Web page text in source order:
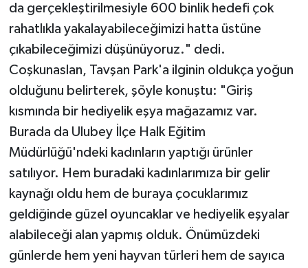
da gerçekleştirilmesiyle 600 binlik hedefi çok
rahatlıkla yakalayabileceğimizi hatta üstüne
çıkabileceğimizi düşünüyoruz." dedi.
Coşkunaslan, Tavşan Park'a ilginin oldukça yoğun
olduğunu belirterek, şöyle konuştu: "Giriş
kısmında bir hediyelik eşya mağazamız var.
Burada da Ulubey İlçe Halk Eğitim
Müdürlüğü'ndeki kadınların yaptığı ürünler
satılıyor. Hem buradaki kadınlarımıza bir gelir
kaynağı oldu hem de buraya çocuklarımız
geldiğinde güzel oyuncaklar ve hediyelik eşyalar
alabileceği alan yapmış olduk. Önümüzdeki
günlerde hem yeni hayvan türleri hem de sayıca